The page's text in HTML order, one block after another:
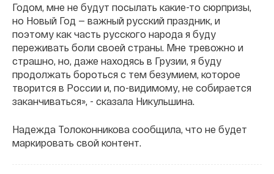
Годом, мне не будут посылать какие-то сюрпризы,
но Новый Год — важный русский праздник, и
поэтому как часть русского народа я буду
переживать боли своей страны. Мне тревожно и
страшно, но, даже находясь в Грузии, я буду
продолжать бороться с тем безумием, которое
творится в России и, по-видимому, не собирается
заканчиваться», - сказала Никульшина.
Надежда Толоконникова сообщила, что не будет
маркировать свой контент.